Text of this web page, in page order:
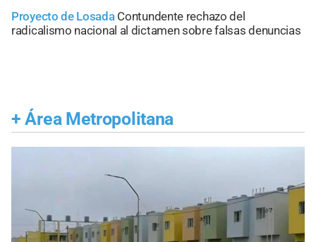
Proyecto de Losada Contundente rechazo del
radicalismo nacional al dictamen sobre falsas denuncias
+ Área Metropolitana